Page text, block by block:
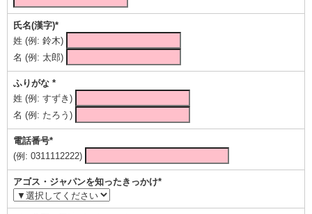
氏名(漢字)*
姓 (例: 鈴木)
名 (例: 太郎)
ふりがな *
姓 (例: すずき)
名 (例: たろう)
電話番号*
(例: 0311112222)
アゴス・ジャパンを知ったきっかけ*